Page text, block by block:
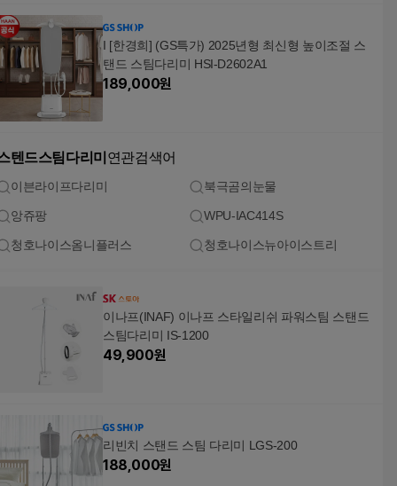
I [한경희] (GS특가) 2025년형 최신형 높이조절 스
탠드 스팀다리미 HSI-D2602A1
189,000원
텐드스팀다리미 연관검색어
이븐라이프다리미 북극곰의눈물
앙쥬팡 WPU-IAC414S
청호나이스옴니플러스 청호나이스뉴아이스트리
이나프(INAF) 이나프 스타일리쉬 파워스팀 스탠드
스팀다리미 IS-1200
49,900원
리빈치 스탠드 스팀 다리미 LGS-200
188,000원